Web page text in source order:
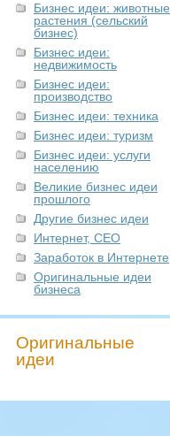
Бизнес идеи: животные,
растения (сельский
бизнес)
Бизнес идеи:
недвижимость
Бизнес идеи:
производство
Бизнес идеи: техника
Бизнес идеи: туризм
Бизнес идеи: услуги
населению
Великие бизнес идеи
прошлого
Другие бизнес идеи
Интернет, СЕО
Заработок в Интернете
Оригинальные идеи
бизнеса
Оригинальные
идеи